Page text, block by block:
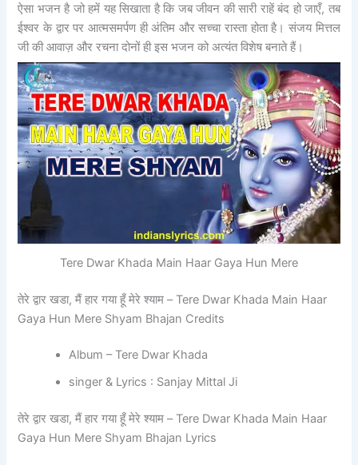
ऐसा भजन है जो हमें यह सिखाता है कि जब जीवन की सारी राहें बंद हो जाएँ, तब
ईश्वर के द्वार पर आत्मसमर्पण ही अंतिम और सच्चा रास्ता होता है। संजय मित्तल
जी की आवाज़ और रचना दोनों ही इस भजन को अत्यंत विशेष बनाते हैं।
Tere Dwar Khada Main Haar Gaya Hun Mere
तेरे द्वार खडा, मैं हार गया हूँ मेरे श्याम – Tere Dwar Khada Main Haar
Gaya Hun Mere Shyam Bhajan Credits
Album – Tere Dwar Khada
singer & Lyrics : Sanjay Mittal Ji
तेरे द्वार खडा, मैं हार गया हूँ मेरे श्याम – Tere Dwar Khada Main Haar
Gaya Hun Mere Shyam Bhajan Lyrics